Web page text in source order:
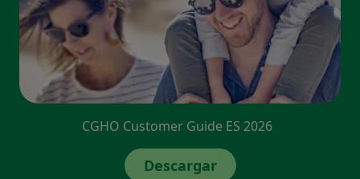
CGHO Customer Guide ES 2026
Descargar